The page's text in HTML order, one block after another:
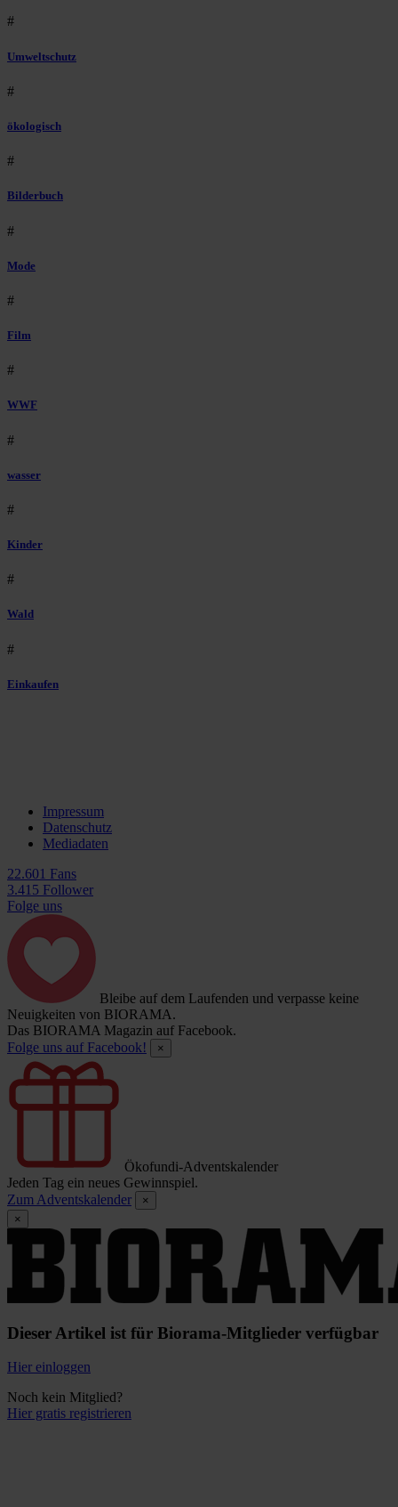
#
Umweltschutz
#
ökologisch
#
Bilderbuch
#
Mode
#
Film
#
WWF
#
wasser
#
Kinder
#
Wald
#
Einkaufen
Impressum
Datenschutz
Mediadaten
22.601 Fans
3.415 Follower
Folge uns
Bleibe auf dem Laufenden und verpasse keine
Neuigkeiten von BIORAMA.
Das BIORAMA Magazin auf Facebook.
Folge uns auf Facebook!
×
Ökofundi-Adventskalender
Jeden Tag ein neues Gewinnspiel.
Zum Adventskalender
×
×
Dieser Artikel ist für Biorama-Mitglieder verfügbar
Hier einloggen
Noch kein Mitglied?
Hier gratis registrieren